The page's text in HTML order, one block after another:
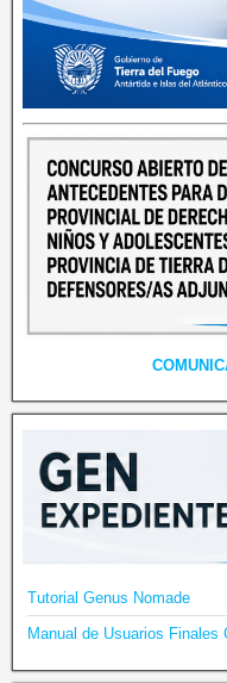
Tutorial Genus Nomade
Manual de Usuarios Finales